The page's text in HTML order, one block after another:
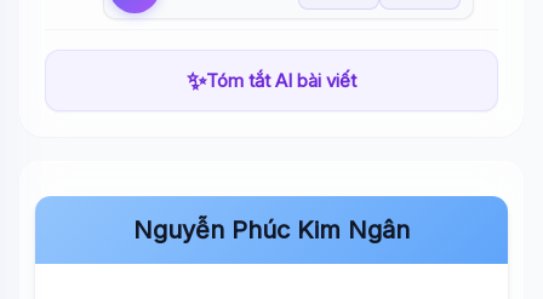
✨Tóm tắt AI bài viết
Nguyễn Phúc Kim Ngân